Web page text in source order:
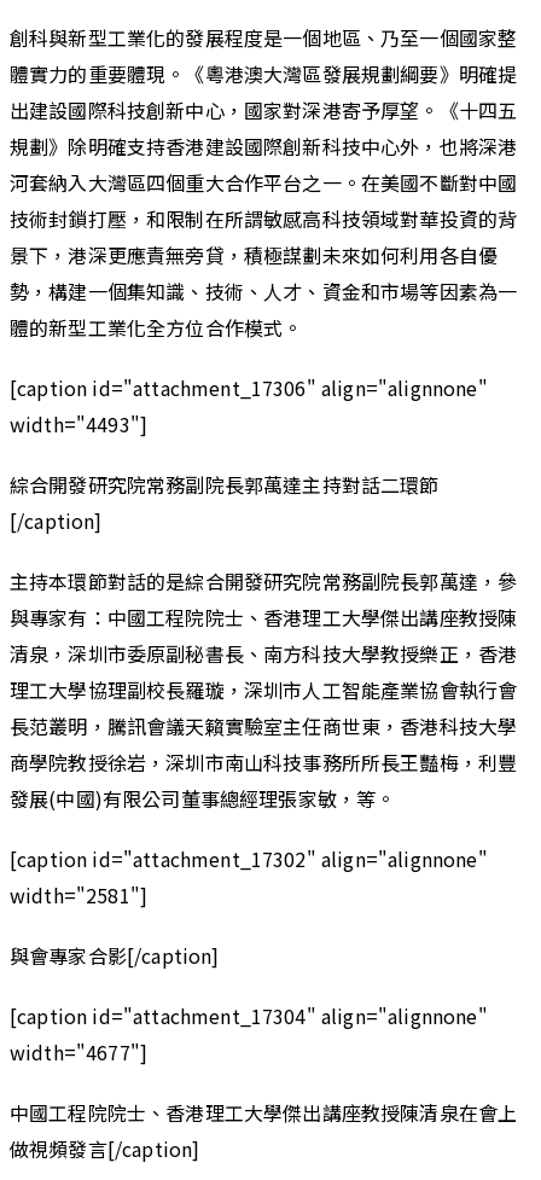
創科與新型工業化的發展程度是一個地區、乃至一個國家整
體實力的重要體現。《粵港澳大灣區發展規劃綱要》明確提
出建設國際科技創新中心，國家對深港寄予厚望。《十四五
規劃》除明確支持香港建設國際創新科技中心外，也將深港
河套納入大灣區四個重大合作平台之一。在美國不斷對中國
技術封鎖打壓，和限制在所謂敏感高科技領域對華投資的背
景下，港深更應責無旁貸，積極謀劃未來如何利用各自優
勢，構建一個集知識、技術、人才、資金和市場等因素為一
體的新型工業化全方位合作模式。
[caption id="attachment_17306" align="alignnone"
width="4493"]
綜合開發研究院常務副院長郭萬達主持對話二環節
[/caption]
主持本環節對話的是綜合開發研究院常務副院長郭萬達，參
與專家有：中國工程院院士、香港理工大學傑出講座教授陳
清泉，深圳市委原副秘書長、南方科技大學教授樂正，香港
理工大學協理副校長羅璇，深圳市人工智能產業協會執行會
長范叢明，騰訊會議天籟實驗室主任商世東，香港科技大學
商學院教授徐岩，深圳市南山科技事務所所長王豔梅，利豐
發展(中國)有限公司董事總經理張家敏，等。
[caption id="attachment_17302" align="alignnone"
width="2581"]
與會專家合影[/caption]
[caption id="attachment_17304" align="alignnone"
width="4677"]
中國工程院院士、香港理工大學傑出講座教授陳清泉在會上
做視頻發言[/caption]